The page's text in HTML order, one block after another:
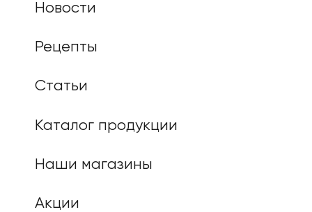
Новости
Рецепты
Статьи
Каталог продукции
Наши магазины
Акции